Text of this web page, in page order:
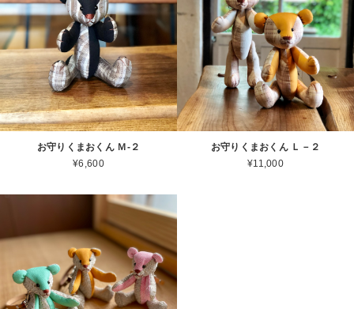
お守りくまおくん Ｍ-２
¥6,600
お守りくまおくん Ｌ－２
¥11,000